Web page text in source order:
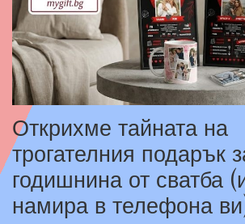
Открихме тайната на
трогателния подарък
годишнина от сватба
намира в телефона